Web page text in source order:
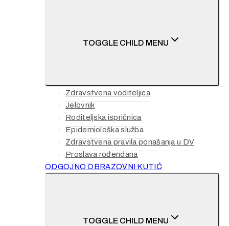
TOGGLE CHILD MENU
Zdravstvena voditeljica
Jelovnik
Roditeljska ispričnica
Epidemiološka služba
Zdravstvena pravila ponašanja u DV
Proslava rođendana
ODGOJNO OBRAZOVNI KUTIĆ
TOGGLE CHILD MENU